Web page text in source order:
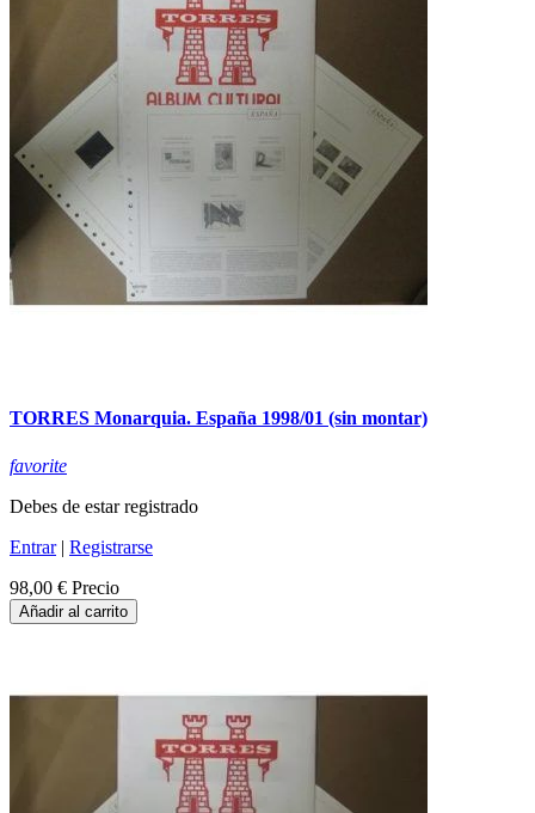
TORRES Monarquia. España 1998/01 (sin montar)
favorite
Debes de estar registrado
Entrar| Registrarse
98,00 € Precio
Añadir al carrito